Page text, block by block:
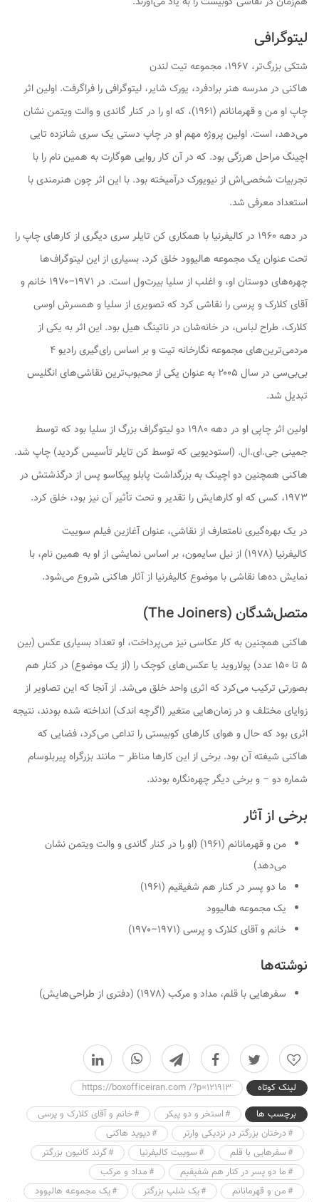
لیتوگرافی
شتکی بزرگ‌تر، ۱۹۶۷، مجموعه تیت لندن
هاکنی در مدرسه هنر برادفرد، یورک شایر، لیتوگرافی را فراگرفت. اولین اثر
چاپ اومن و قهرمانانم
(۱۹۶۱)، که او را در کنار گاندی و والت ویتمن نشان
می‌دهد، است. اولین پروژه مهم او در چاپ دستی یک سری شانزده تایی
اچینگمراحل هرزگیبود. که در آن کار روایی هوگارت به همین نام را با
تجربیات شخصی‌اش از نیویورک درآمیخته بود. با این اثر چون هنرمندی با
استعداد معرفی شد.
در دهه ۱۹۶۰ در کالیفرنیا با همکاری کن تایلر سری دیگری از کارهای چاپ را
تحت عنوان یک مجموعه هالیوودخلق کرد. بسیاری از این لیتوگراف‌ها
چهره‌های دوستان او، و اغلب از سلیا بیرت‌ول است. در ۱۹۷۱–۱۹۷۰
خانم و
آقای کلارک و پرسیرا نقاشی کرد که تصویری از سلیا و همسرش اوسی
کلارک، طراح لباس، در خانه‌شان در ناتینگ هیل بود. این اثر به یکی از
مردمی‌ترین‌های مجموعه نگارخانه تیت و بر اساس رای‌گیری رادیو ۴
بی‌بی‌سی در سال ۲۰۰۵ به عنوان یکی از محبوب‌ترین نقاشی‌های انگلیس
تبدیل شد.
اولین اثر چاپی او در دهه ۱۹۸۰ دو لیتوگراف بزرگ از سلیا بود که توسط
جمینی جی.ای.ال. (استودیویی که توسط کن تایلر تأسیس گردید) چاپ شد.
هاکنی همچنین دو اچینک به بزرگداشت پابلو پیکاسو پس از درگذشتش در
۱۹۷۳، کسی که او کارهایش را تقدیر و تحت تأثیر آن نیز بود، خلق کرد.
در یک بهره‌گیری نامتعارف از نقاشی، عنوان آغازین فیلم سوییت
کالیفرنیا
(۱۹۷۸) از نیل سایمون، بر اساس نمایشی از او به همین نام، با
نمایش ده‌ها نقاشی با موضوع کالیفرنیا از آثار هاکنی شروع می‌شود.
متصل‌شدگان (The Joiners)
هاکنی همچنین به کار عکاسی نیز می‌پرداخت، او تعداد بسیاری عکس (بین
۵ تا ۱۵۰ عدد) پولاروید یا عکس‌های کوچک را (از یک موضوع) در کنار هم
بصورتی ترکیب می‌کرد که اثری واحد خلق می‌شد. از آنجا که این تصاویر از
زوایای مختلف و در زمان‌هایی متغیر (اگرچه اندک) انداخته شده بودند، نتیجه
اثری بود که حال و هوای کارهای کوبیستی را تداعی می‌کرد، فضایی که
هاکنی شیفته آن بود. برخی از این کارها مناظر – مانندبزرگراه پیربلوسام
شماره دو – و برخی دیگر چهره‌نگاره بودند.
برخی از آثار
من و قهرمانانم
(۱۹۶۱) (او را در کنار گاندی و والت ویتمن نشان
می‌دهد)
ما دو پسر در کنار هم شفیقیم (۱۹۶۱)
یک مجموعه هالیوود
خانم و آقای کلارک و پرسی (۱۹۷۱–۱۹۷۰)
نوشته‌ها
سفرهایی با قلم، مداد و مرکب (۱۹۷۸) (دفتری از طراحی‌هایش)
0
لینک کوتاه
https://boxofficeiran.com /?p=121913
برچسب ها
استخر و دو پیکر
خانم و آقای کلارک و پرسی
درختان بزرگتر در نزدیکی وارتر
دیوید هاکنی
سفرهایی با قلم
سوییت کالیفرنیا
گرند کانیون بزرگتر
ما دو پسر در کنار هم شفیقیم
مداد و مرکب
من و قهرمانانم
یک شلپ بزرگتر یک مجموعه هالیوود